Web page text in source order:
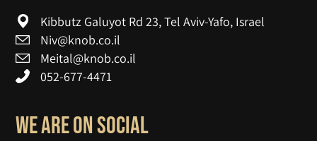
Kibbutz Galuyot Rd 23, Tel Aviv-Yafo, Israel
Niv@knob.co.il
Meital@knob.co.il
052-677-4471
We are on social